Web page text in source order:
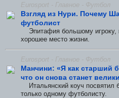
Eurosport - Главное - Футбол
Взгляд из Нури. Почему
футболист
Эпитафия большому игроку,
хорошее место жизни.
Eurosport - Главное - Футбол
Манчини: «Я как старший
что он снова станет
Итальянский коуч посвятил
только одному футболисту.